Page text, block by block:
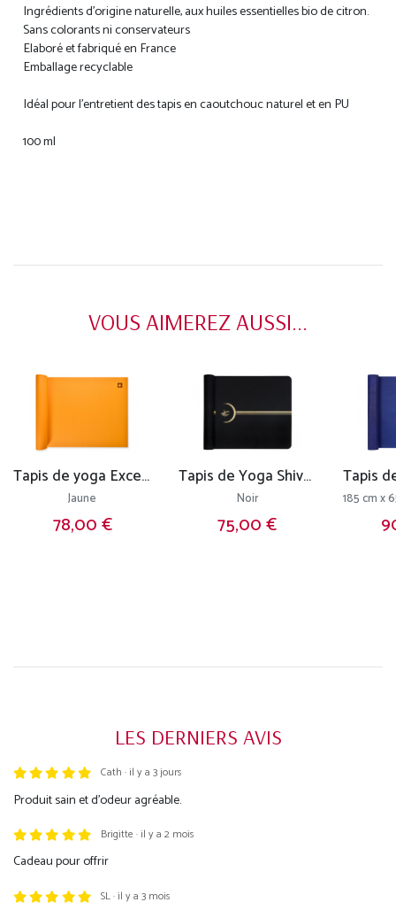
Ingrédients d’origine naturelle, aux huiles essentielles bio de citron.
Sans colorants ni conservateurs
Elaboré et fabriqué en France
Emballage recyclable
Idéal pour l'entretient des tapis en caoutchouc naturel et en PU
100 ml
VOUS AIMEREZ AUSSI...
Tapis de yoga Excellence Mat 100% Latex - 4,5mm
Jaune
78,00 €
Tapis de Yoga Shiva Moon
Noir
75,00 €
LES DERNIERS AVIS
Trustpilot Cath · il y a 3 jours
Produit sain et d'odeur agréable.
Brigitte · il y a 2 mois
Cadeau pour offrir
SL · il y a 3 mois